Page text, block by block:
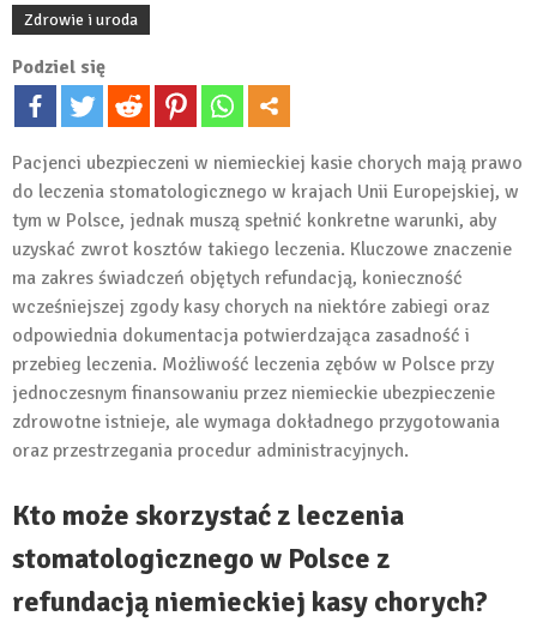
Zdrowie i uroda
Podziel się
Pacjenci ubezpieczeni w niemieckiej kasie chorych mają prawo
do leczenia stomatologicznego w krajach Unii Europejskiej, w
tym w Polsce, jednak muszą spełnić konkretne warunki, aby
uzyskać zwrot kosztów takiego leczenia. Kluczowe znaczenie
ma zakres świadczeń objętych refundacją, konieczność
wcześniejszej zgody kasy chorych na niektóre zabiegi oraz
odpowiednia dokumentacja potwierdzająca zasadność i
przebieg leczenia. Możliwość leczenia zębów w Polsce przy
jednoczesnym finansowaniu przez niemieckie ubezpieczenie
zdrowotne istnieje, ale wymaga dokładnego przygotowania
oraz przestrzegania procedur administracyjnych.
Kto może skorzystać z leczenia
stomatologicznego w Polsce z
refundacją niemieckiej kasy chorych?